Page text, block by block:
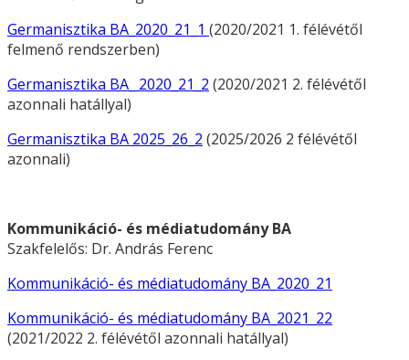
Germanisztika BA_2020_21_1 (2020/2021 1. félévétől
felmenő rendszerben)
Germanisztika BA_ 2020_21_2 (2020/2021 2. félévétől
azonnali hatállyal)
Germanisztika BA 2025_26_2 (2025/2026 2 félévétől
azonnali)
Kommunikáció- és médiatudomány BA
Szakfelelős: Dr. András Ferenc
Kommunikáció- és médiatudomány BA_2020_21
Kommunikáció- és médiatudomány BA_2021_22
(2021/2022 2. félévétől azonnali hatállyal)